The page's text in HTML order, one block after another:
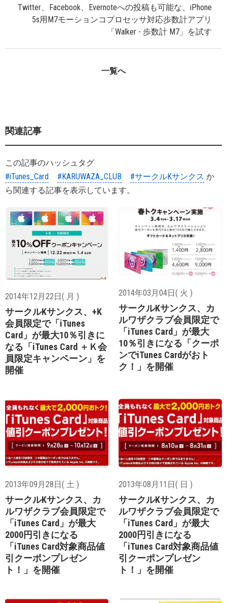
Twitter、Facebook、Evernoteへの投稿も可能な、iPhone
5s用M7モーションコプロセッサ対応歩数計アプリ
「Walker - 歩数計 M7」を試す
一覧へ
関連記事
この記事のハッシュタグ
#iTunes_Card
#KARUWAZA_CLUB #サークルKサンクス か
ら関連する記事を表示しています。
2014年12月22日( 月 )
サークルKサンクス、+K
会員限定で「iTunes
Card」が最大10％引きに
なる「iTunes Card ＋Ｋ会
員限定キャンペーン」を
開催
2014年03月04日( 火 )
サークルKサンクス、カ
ルワザクラブ会員限定で
「iTunes Card」が最大
10％引きになる「クーポ
ンでiTunes Cardがおト
ク！」を開催
2013年09月28日( 土 )
サークルKサンクス、カ
ルワザクラブ会員限定で
「iTunes Card」が最大
2000円引きになる
「iTunes Card対象商品値
引クーポンプレゼン
ト！」を開催
2013年08月11日( 日 )
サークルKサンクス、カ
ルワザクラブ会員限定で
「iTunes Card」が最大
2000円引きになる
「iTunes Card対象商品値
引クーポンプレゼン
ト！」を開催